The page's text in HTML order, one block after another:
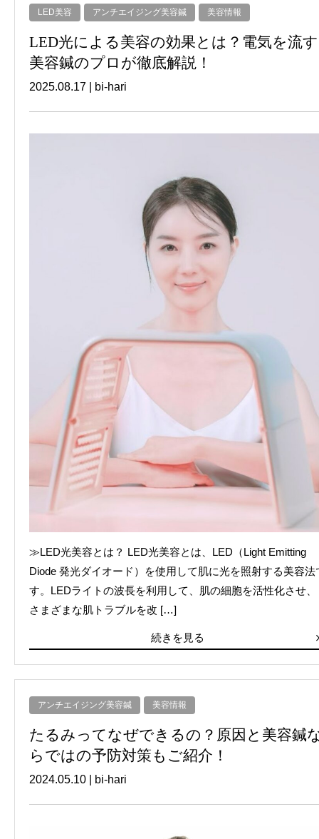
LED美容 アンチエイジング美容鍼 美容情報
LED光による美容の効果とは？電気を流す
美容鍼のプロが徹底解説！
2025.08.17 bi-hari
≫LED光美容とは？ LED光美容とは、LED（Light Emitting
Diode 発光ダイオード）を使用して肌に光を照射する美容法
す。LEDライトの波長を利用して、肌の細胞を活性化させ、
さまざまな肌トラブルを改 […]
続きを見る
アンチエイジング美容鍼 美容情報
たるみってなぜできるの？原因と美容鍼
らではの予防対策もご紹介！
2024.05.10 bi-hari